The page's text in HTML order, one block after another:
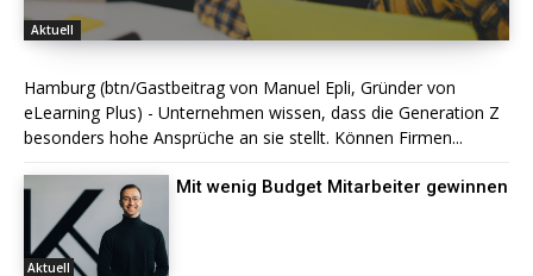
Aktuell
Hamburg (btn/Gastbeitrag von Manuel Epli, Gründer von
eLearning Plus) - Unternehmen wissen, dass die Generation Z
besonders hohe Ansprüche an sie stellt. Können Firmen...
Aktuell
Mit wenig Budget Mitarbeiter gewinnen